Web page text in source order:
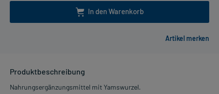
In den Warenkorb
Produktbeschreibung
Nahrungsergänzungsmittel mit Yamswurzel.